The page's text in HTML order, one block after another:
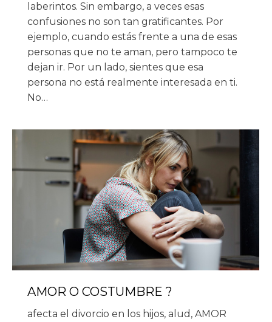
laberintos. Sin embargo, a veces esas
confusiones no son tan gratificantes. Por
ejemplo, cuando estás frente a una de esas
personas que no te aman, pero tampoco te
dejan ir. Por un lado, sientes que esa
persona no está realmente interesada en ti.
No…
AMOR O COSTUMBRE ?
afecta el divorcio en los hijos, alud , AMOR